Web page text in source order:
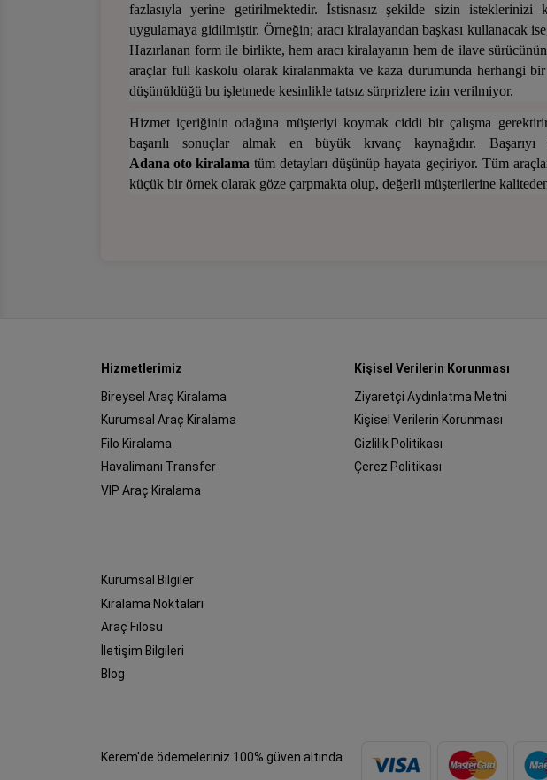
fazlasıyla yerine getirilmektedir. İstisnasız şekilde sizin isteklerinizi
uygulamaya gidilmiştir. Örneğin; aracı kiralayandan başkası kullanacak
Hazırlanan form ile birlikte, hem aracı kiralayanın hem de ilave
araçlar full kaskolu olarak kiralanmakta ve kaza durumunda herhangi bir
düşünüldüğü bu işletmede kesinlikle tatsız sürprizlere izin verilmiyor.
Hizmet içeriğinin odağına müşteriyi koymak ciddi bir çalışma gerektirir.
başarılı sonuçlar almak en büyük kıvanç kaynağıdır.
Adana oto kiralama tüm detayları düşünüp hayata geçiriyor. Tüm
küçük bir örnek olarak göze çarpmakta olup, değerli müşterilerine
Hizmetlerimiz
Bireysel Araç Kiralama
Kurumsal Araç Kiralama
Filo Kiralama
Havalimanı Transfer
VIP Araç Kiralama
Kişisel Verilerin Korunması
Ziyaretçi Aydınlatma Metni
Kişisel Verilerin Korunması
Gizlilik Politikası
Çerez Politikası
Kurumsal Bilgiler
Kiralama Noktaları
Araç Filosu
İletişim Bilgileri
Blog
Kerem'de ödemeleriniz 100% güven altında